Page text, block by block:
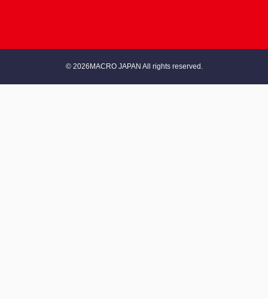
© 2026MACRO JAPAN All rights reserved.